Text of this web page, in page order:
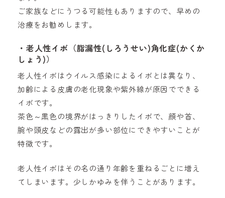
ご家族などにうつる可能性もありますので、早めの
治療をお勧めします。
・老人性イボ（脂漏性(しろうせい)角化症(かくか
しょう)）
老人性イボはウイルス感染によるイボとは異なり、
加齢による皮膚の老化現象や紫外線が原因でできる
イボです。
茶色～黒色の境界がはっきりしたイボで、顔や首、
腕や頭皮などの露出が多い部位にできやすいことが
特徴です。
老人性イボはその名の通り年齢を重ねるごとに増え
てしまいます。少しかゆみを伴うことがあります。